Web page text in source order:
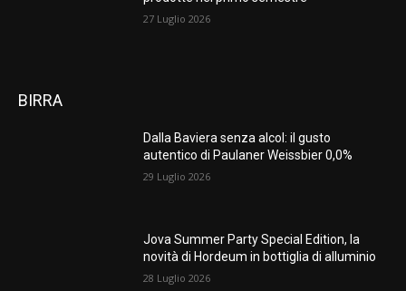
27 Luglio 2026
BIRRA
Dalla Baviera senza alcol: il gusto
autentico di Paulaner Weissbier 0,0%
29 Luglio 2026
Jova Summer Party Special Edition, la
novità di Hordeum in bottiglia di alluminio
28 Luglio 2026